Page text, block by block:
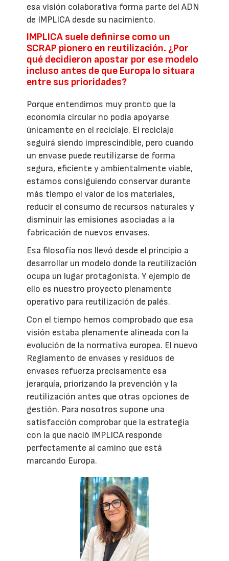
esa visión colaborativa forma parte del ADN
de IMPLICA desde su nacimiento.
IMPLICA suele definirse como un
SCRAP pionero en reutilización. ¿Por
qué decidieron apostar por ese modelo
incluso antes de que Europa lo situara
entre sus prioridades?
Porque entendimos muy pronto que la
economía circular no podía apoyarse
únicamente en el reciclaje. El reciclaje
seguirá siendo imprescindible, pero cuando
un envase puede reutilizarse de forma
segura, eficiente y ambientalmente viable,
estamos consiguiendo conservar durante
más tiempo el valor de los materiales,
reducir el consumo de recursos naturales y
disminuir las emisiones asociadas a la
fabricación de nuevos envases.
Esa filosofía nos llevó desde el principio a
desarrollar un modelo donde la reutilización
ocupa un lugar protagonista. Y ejemplo de
ello es nuestro proyecto plenamente
operativo para reutilización de palés.
Con el tiempo hemos comprobado que esa
visión estaba plenamente alineada con la
evolución de la normativa europea. El nuevo
Reglamento de envases y residuos de
envases refuerza precisamente esa
jerarquía, priorizando la prevención y la
reutilización antes que otras opciones de
gestión. Para nosotros supone una
satisfacción comprobar que la estrategia
con la que nació IMPLICA responde
perfectamente al camino que está
marcando Europa.